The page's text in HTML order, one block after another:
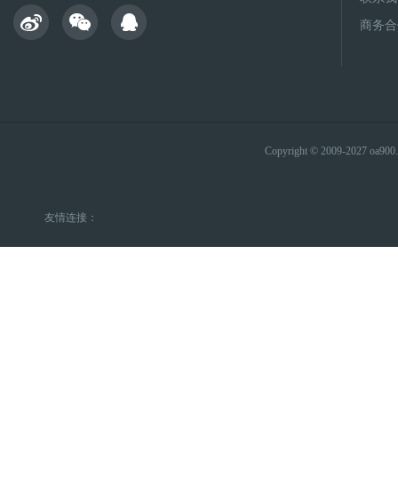
商务
Copyright © 2009-2027
友情连接：